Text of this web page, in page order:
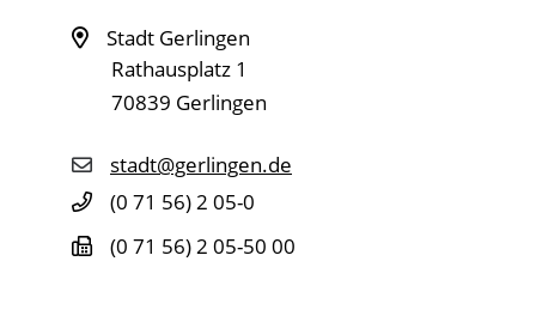
Stadt Gerlingen
Rathausplatz 1
70839 Gerlingen
stadt@gerlingen.de
(0 71 56) 2 05-0
(0 71 56) 2 05-50 00